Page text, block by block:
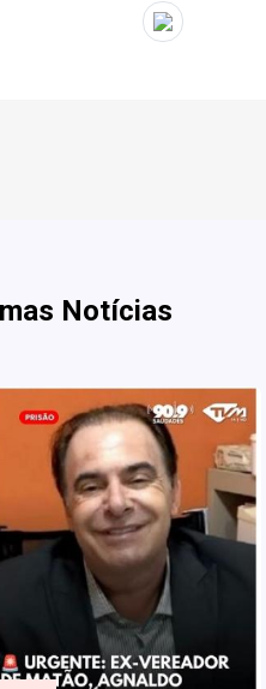
Notícias